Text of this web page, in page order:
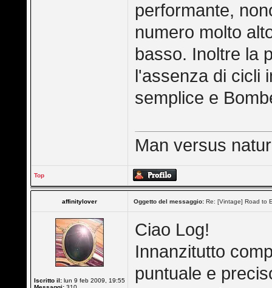
performante,
numero molto
basso. Inoltre la
l'assenza di cicli
semplice e
Man versus
Top
affinitylover Oggetto del messaggio: Re: [Vintage] Road to
Iscritto il: lun 9 feb 2009, 19:55
Ciao Log!
Innanzitutto
puntuale e